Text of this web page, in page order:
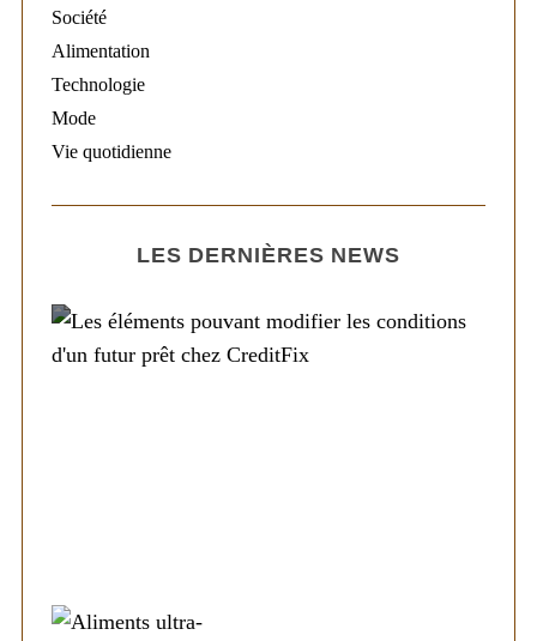
Société
Alimentation
Technologie
Mode
Vie quotidienne
LES DERNIÈRES NEWS